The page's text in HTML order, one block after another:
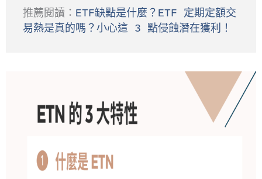
推薦閱讀： ETF缺點是什麼？ETF 定期定額交
易熱是真的嗎？小心這 3 點侵蝕潛在獲利！